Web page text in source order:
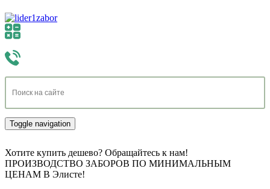
Toggle navigation
Хотите купить дешево? Обращайтесь к нам!
ПРОИЗВОДСТВО ЗАБОРОВ ПО МИНИМАЛЬНЫМ
ЦЕНАМ В Элисте!